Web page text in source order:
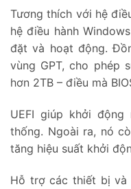
Tương thích với hệ
hệ điều hành
đặt và hoạt động.
vùng GPT, cho phép
hơn 2TB – điều mà
UEFI giúp khởi động
thống. Ngoài ra, nó
tăng hiệu suất khởi
Hỗ trợ các thiết bị và